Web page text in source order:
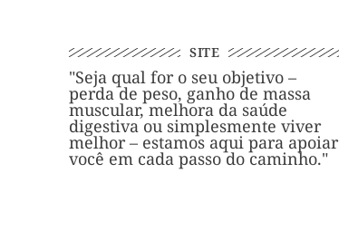
SITE
"Seja qual for o seu objetivo –
perda de peso, ganho de massa
muscular, melhora da saúde
digestiva ou simplesmente viver
melhor – estamos aqui para apoiar
você em cada passo do caminho."